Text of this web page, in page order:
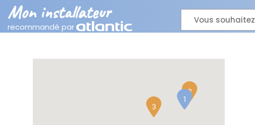
Mon installateur
recommandé par
Vous souhaitez
1
2
3